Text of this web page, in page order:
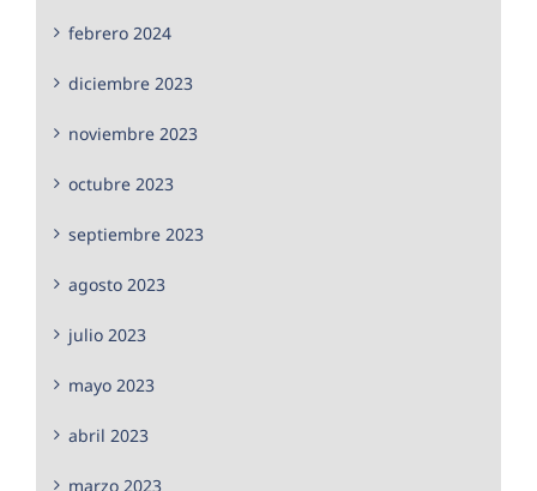
febrero 2024
diciembre 2023
noviembre 2023
octubre 2023
septiembre 2023
agosto 2023
julio 2023
mayo 2023
abril 2023
marzo 2023